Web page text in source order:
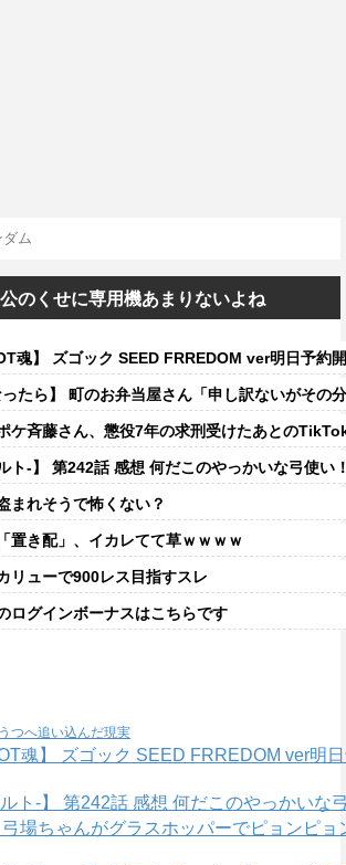
ダム
のくせに専用機あまりないよね
魂】 ズゴック SEED FRREDOM ver明日予約開始！！
たら】 町のお弁当屋さん「申し訳ないがその分商品代を
さん、懲役7年の求刑受けたあとのTikTokライブ配信がヤバすぎると
ト-】 第242話 感想 何だこのやっかいな弓使い
まれそうで怖くない？
置き配」、イカレてて草ｗｗｗｗ
リューで900レス目指すスレ
ログインボーナスはこちらです
つへ追い込んだ現実
魂】 ズゴック SEED FRREDOM ver
ルト-】 第242話 感想 何だこのやっかいな
場ちゃんがグラスホッパーでピョンピ